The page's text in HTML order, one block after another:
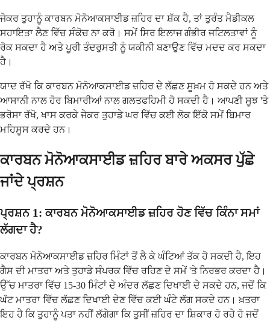
ਜੇਕਰ ਤੁਹਾਨੂੰ ਕਾਰਬਨ ਮੋਨੋਆਕਸਾਈਡ ਜ਼ਹਿਰ ਦਾ ਸ਼ੱਕ ਹੈ, ਤਾਂ ਤੁਰੰਤ ਮੈਡੀਕਲ
ਸਹਾਇਤਾ ਲੈਣ ਵਿੱਚ ਸੰਕੋਚ ਨਾ ਕਰੋ। ਸਮੇਂ ਸਿਰ ਇਲਾਜ ਗੰਭੀਰ ਜਟਿਲਤਾਵਾਂ ਨੂੰ
ਰੋਕ ਸਕਦਾ ਹੈ ਅਤੇ ਪੂਰੀ ਤੰਦਰੁਸਤੀ ਨੂੰ ਯਕੀਨੀ ਬਣਾਉਣ ਵਿੱਚ ਮਦਦ ਕਰ ਸਕਦਾ
ਹੈ।
ਯਾਦ ਰੱਖੋ ਕਿ ਕਾਰਬਨ ਮੋਨੋਆਕਸਾਈਡ ਜ਼ਹਿਰ ਦੇ ਲੱਛਣ ਸੂਖ਼ਮ ਹੋ ਸਕਦੇ ਹਨ ਅਤੇ
ਆਸਾਨੀ ਨਾਲ ਹੋਰ ਬਿਮਾਰੀਆਂ ਨਾਲ ਗਲਤਫਹਿਮੀ ਹੋ ਸਕਦੀ ਹੈ। ਆਪਣੀ ਸੂਝ 'ਤੇ
ਭਰੋਸਾ ਰੱਖੋ, ਖਾਸ ਕਰਕੇ ਜੇਕਰ ਤੁਹਾਡੇ ਘਰ ਵਿੱਚ ਕਈ ਲੋਕ ਇੱਕੋ ਸਮੇਂ ਬਿਮਾਰ
ਮਹਿਸੂਸ ਕਰਦੇ ਹਨ।
ਕਾਰਬਨ ਮੋਨੋਆਕਸਾਈਡ ਜ਼ਹਿਰ ਬਾਰੇ ਅਕਸਰ ਪੁੱਛੇ
ਜਾਂਦੇ ਪ੍ਰਸ਼ਨ
ਪ੍ਰਸ਼ਨ 1: ਕਾਰਬਨ ਮੋਨੋਆਕਸਾਈਡ ਜ਼ਹਿਰ ਹੋਣ ਵਿੱਚ ਕਿੰਨਾ ਸਮਾਂ
ਲੱਗਦਾ ਹੈ?
ਕਾਰਬਨ ਮੋਨੋਆਕਸਾਈਡ ਜ਼ਹਿਰ ਮਿੰਟਾਂ ਤੋਂ ਲੈ ਕੇ ਘੰਟਿਆਂ ਤੱਕ ਹੋ ਸਕਦੀ ਹੈ, ਇਹ
ਗੈਸ ਦੀ ਮਾਤਰਾ ਅਤੇ ਤੁਹਾਡੇ ਸੰਪਰਕ ਵਿੱਚ ਰਹਿਣ ਦੇ ਸਮੇਂ 'ਤੇ ਨਿਰਭਰ ਕਰਦਾ ਹੈ।
ਉੱਚ ਮਾਤਰਾ ਵਿੱਚ 15-30 ਮਿੰਟਾਂ ਦੇ ਅੰਦਰ ਲੱਛਣ ਦਿਖਾਈ ਦੇ ਸਕਦੇ ਹਨ, ਜਦੋਂ ਕਿ
ਘੱਟ ਮਾਤਰਾ ਵਿੱਚ ਲੱਛਣ ਦਿਖਾਈ ਦੇਣ ਵਿੱਚ ਕਈ ਘੰਟੇ ਲੱਗ ਸਕਦੇ ਹਨ। ਖ਼ਤਰਾ
ਇਹ ਹੈ ਕਿ ਤੁਹਾਨੂੰ ਪਤਾ ਨਹੀਂ ਲੱਗੇਗਾ ਕਿ ਤੁਸੀਂ ਜ਼ਹਿਰ ਦਾ ਸ਼ਿਕਾਰ ਹੋ ਰਹੇ ਹੋ ਜਦੋਂ